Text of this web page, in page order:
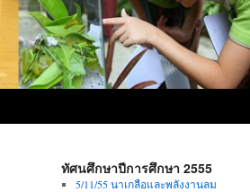
ทัศนศึกษาปีการศึกษา 2555
5/11/55 นาเกลือและพลังงานลม